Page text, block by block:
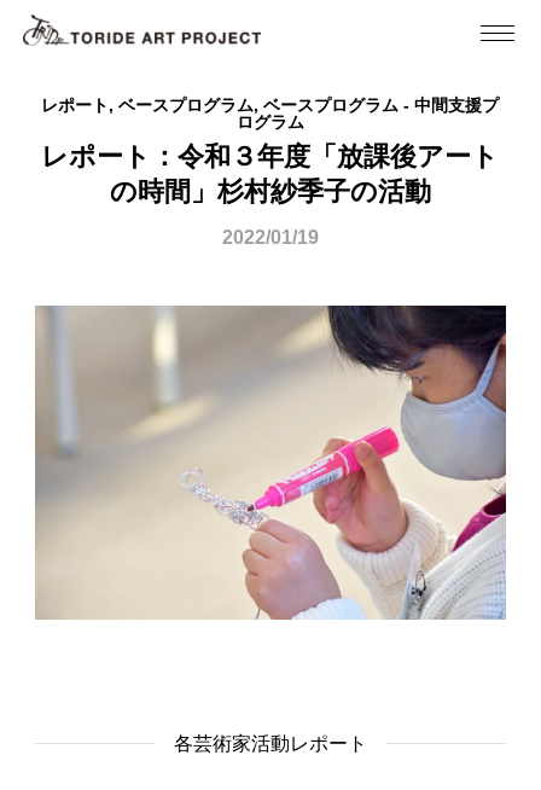
レポート, ベースプログラム, ベースプログラム - 中間支援プ
ログラム
レポート：令和３年度「放課後アート
の時間」杉村紗季子の活動
2022/01/19
各芸術家活動レポート